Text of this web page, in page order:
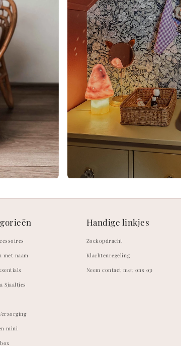
met naam
Sjaaltjes
mini
Handige linkjes
Zoekopdracht
Klachtenregeling
Neem contact met ons op